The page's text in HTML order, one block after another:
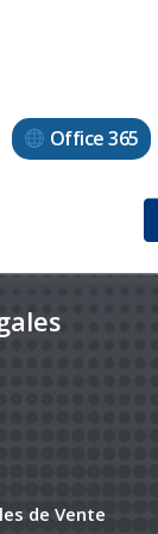
Office 365
de Vente